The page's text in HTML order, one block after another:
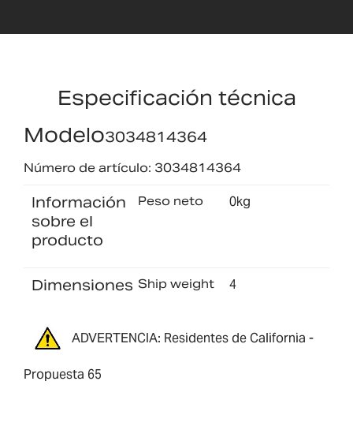
Especificación técnica
Modelo3034814364
Número de artículo: 3034814364
Información
sobre el
producto
Peso neto 0kg
Dimensiones Ship weight 4
ADVERTENCIA: Residentes de California -
Propuesta 65